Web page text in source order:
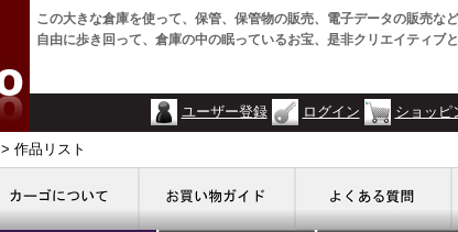
この大きな倉庫を使って、保管、保管物の販売、電子データの販売な
自由に歩き回って、倉庫の中の眠っているお宝、是非クリエイティブ
ユーザー登録 ログイン ショッピ
> 作品リスト